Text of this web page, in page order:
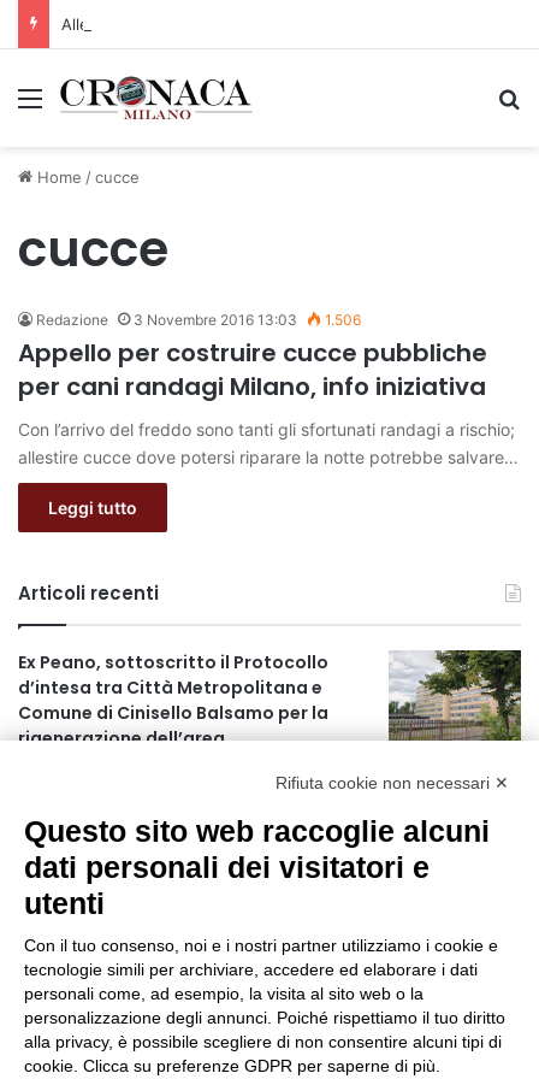
Allerta gialla per rischio temporali a partire dalle ore 18
Menu
Home /cucce
cucce
Redazione 3 Novembre 2016 13:03 1.506
Appello per costruire cucce pubbliche
per cani randagi Milano, info iniziativa
Con l’arrivo del freddo sono tanti gli sfortunati randagi a rischio;
allestire cucce dove potersi riparare la notte potrebbe salvare…
Leggi tutto
Articoli recenti
Ex Peano, sottoscritto il Protocollo
d’intesa tra Città Metropolitana e
Comune di Cinisello Balsamo per la
rigenerazione dell’area
partire dalle ore 18
2 ore fa
Ex mercato Selinunte, via libera alle
linee di indirizzo per il nuovo spazio
socio-aggregativo dedicato ai giovani
Assegnati a Sogemi quattro mercati
comunali coperti
Rifiuta cookie non necessari ✕
Questo sito web raccoglie alcuni
dati personali dei visitatori e
utenti
Con il tuo consenso, noi e i nostri partner utilizziamo i cookie e
tecnologie simili per archiviare, accedere ed elaborare i dati
personali come, ad esempio, la visita al sito web o la
personalizzazione degli annunci. Poiché rispettiamo il tuo diritto
alla privacy, è possibile scegliere di non consentire alcuni tipi di
cookie. Clicca su preferenze GDPR per saperne di più.